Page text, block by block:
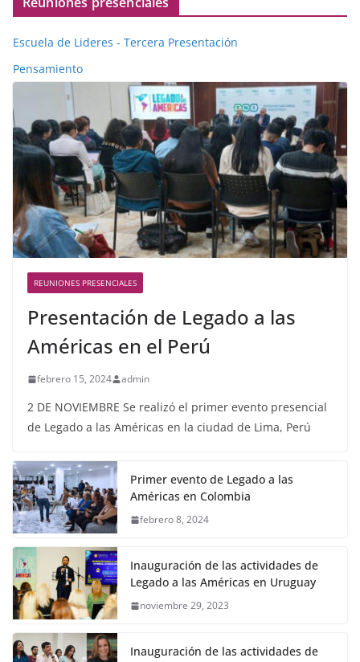
Escuela de Lideres - Tercera Presentación
Pensamiento
REUNIONES PRESENCIALES
Presentación de Legado a las
Américas en el Perú
febrero 15, 2024 admin
2 DE NOVIEMBRE Se realizó el primer evento presencial
de Legado a las Américas en la ciudad de Lima, Perú
Primer evento de Legado a las
Américas en Colombia
febrero 8, 2024
Inauguración de las actividades de
Legado a las Américas en Uruguay
noviembre 29, 2023
Inauguración de las actividades de